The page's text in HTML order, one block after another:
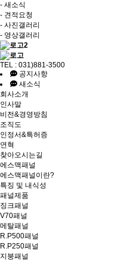
- 새소식
- 견적요청
- 사진갤러리
- 영상갤러리
TEL : 031)881-3500
공지사항
새소식
회사소개
인사말
비전&경영방침
조직도
인정서&특허증
연혁
찾아오시는길
에스맥패널
에스맥패널이란?
특징 및 내식성
패널제품
징크패널
V70패널
메탈패널
R.P500패널
R.P250패널
지붕패널